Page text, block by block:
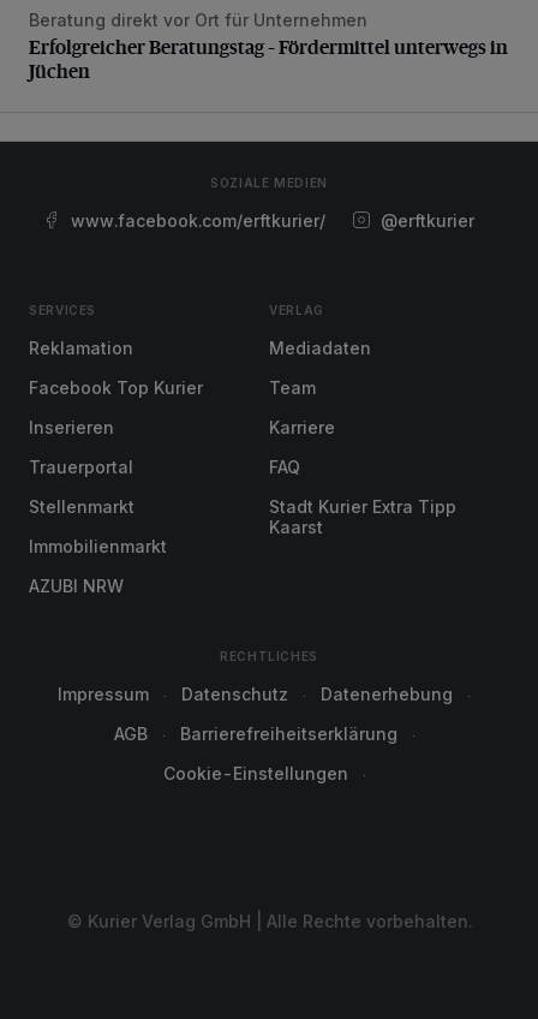
Erfolgreicher Beratungstag – Fördermittel unterwegs in
Beratung direkt vor Ort für Unternehmen
Erfolgreicher Beratungstag – Fördermittel unterwegs in
Jüchen
SOZIALE MEDIEN
www.facebook.com/erftkurier/ @erftkurier
SERVICES
Reklamation
Facebook Top Kurier
Inserieren
Trauerportal
Stellenmarkt
Immobilienmarkt
AZUBI NRW
VERLAG
Mediadaten
Team
Karriere
FAQ
Stadt Kurier Extra Tipp
Kaarst
RECHTLICHES
Impressum Datenschutz
Datenerhebung
AGB
Barrierefreiheitserklärung
Cookie-Einstellungen
© Kurier Verlag GmbH | Alle Rechte vorbehalten.